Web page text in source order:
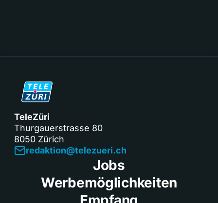
TeleZüri
Thurgauerstrasse 80
8050 Zürich
redaktion@telezueri.ch
Jobs
Werbemöglichkeiten